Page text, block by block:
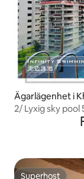
Ägarlägenhet i
2/ Lyxig sky pool
Superhost